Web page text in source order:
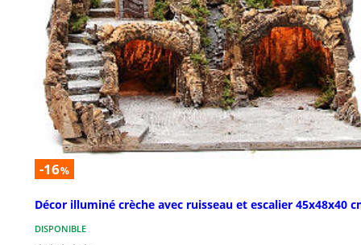
-16%
Décor illuminé crèche avec ruisseau et escalier 45x48x40
DISPONIBLE